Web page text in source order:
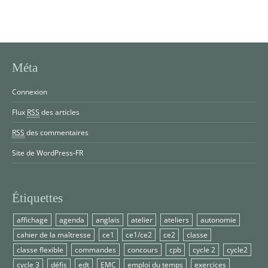
Méta
Connexion
Flux RSS des articles
RSS des commentaires
Site de WordPress-FR
Étiquettes
affichage agenda anglais atelier ateliers
autonomie
cahier de la maîtresse
ce1 ce1/ce2 ce2
classe
classe flexible
commandes concours cpb cycle 2
cycle2
cycle 3
défis edt EMC emploi du temps exercices